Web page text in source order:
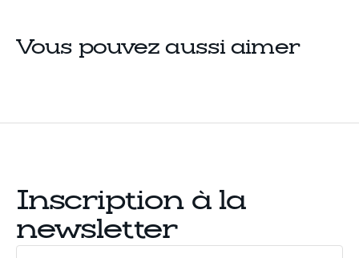
Vous pouvez aussi aimer
Inscription à la
newsletter
Votre